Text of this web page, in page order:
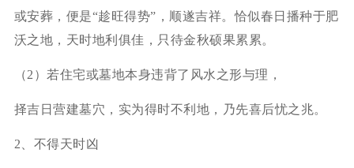
或安葬，便是“趁旺得势”，顺遂吉祥。恰似春日播种于肥
沃之地，天时地利俱佳，只待金秋硕果累累。
（2）若住宅或墓地本身违背了风水之形与理，
择吉日营建墓穴，实为得时不利地，乃先喜后忧之兆。
2、不得天时凶